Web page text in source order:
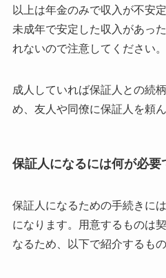
以上は年金のみで収入が不安
未成年で安定した収入があっ
れないので注意してください。
成人していれば保証人との続
め、友人や同僚に保証人を頼
保証人になるには何が必要
保証人になるための手続きに
になります。用意するものは
なるため、以下で紹介するも